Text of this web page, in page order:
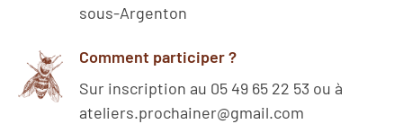
sous-Argenton
Comment participer ?
Sur inscription au 05 49 65 22 53 ou à
ateliers.prochainer@gmail.com